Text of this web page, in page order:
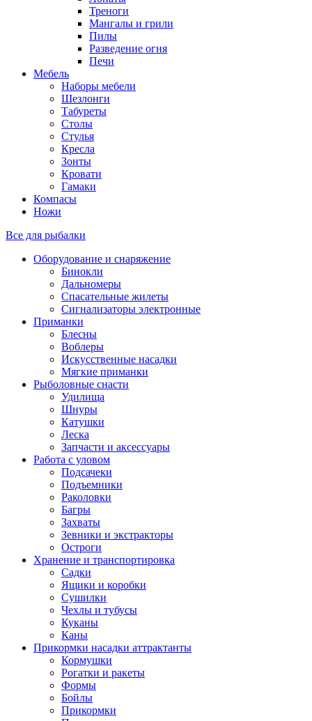
Треноги
Мангалы и грили
Пилы
Разведение огня
Печи
Мебель
Наборы мебели
Шезлонги
Табуреты
Столы
Стулья
Кресла
Зонты
Кровати
Гамаки
Компасы
Ножи
Все для рыбалки
Оборудование и снаряжение
Бинокли
Дальномеры
Спасательные жилеты
Сигнализаторы электронные
Приманки
Блесны
Воблеры
Искусственные насадки
Мягкие приманки
Рыболовные снасти
Удилища
Шнуры
Катушки
Леска
Запчасти и аксессуары
Работа с уловом
Подсачеки
Подъемники
Раколовки
Багры
Захваты
Зевники и экстракторы
Остроги
Хранение и транспортировка
Садки
Ящики и коробки
Сушилки
Чехлы и тубусы
Куканы
Каны
Прикормки насадки аттрактанты
Кормушки
Рогатки и ракеты
Формы
Бойлы
Прикормки